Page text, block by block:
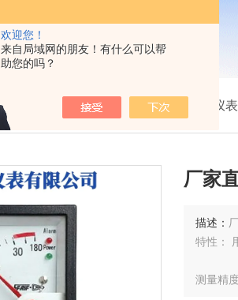
欢迎您！
来自局域网的朋友！有什么可以帮
助您的吗？
首页> 产品展示> 船用仪表
厂家
描述：
特性：
测量精